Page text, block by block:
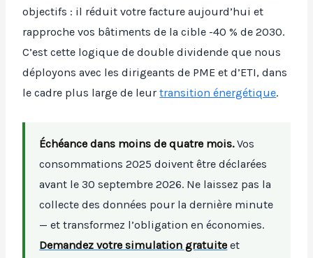
objectifs : il réduit votre facture aujourd’hui et
rapproche vos bâtiments de la cible -40 % de 2030.
C’est cette logique de double dividende que nous
déployons avec les dirigeants de PME et d’ETI, dans
le cadre plus large de leurtransition énergétique.
Échéance dans moins de quatre mois.Vos
consommations 2025 doivent être déclarées
avant le 30 septembre 2026. Ne laissez pas la
collecte des données pour la dernière minute
— et transformez l’obligation en économies.
Demandez votre simulation gratuite et